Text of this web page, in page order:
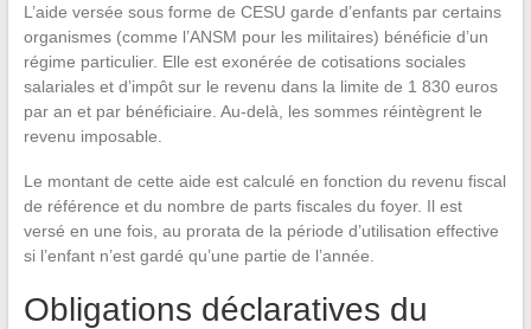
L’aide versée sous forme de CESU garde d’enfants par certains
organismes (comme l’ANSM pour les militaires) bénéficie d’un
régime particulier. Elle est exonérée de cotisations sociales
salariales et d’impôt sur le revenu dans la limite de 1 830 euros
par an et par bénéficiaire. Au-delà, les sommes réintègrent le
revenu imposable.
Le montant de cette aide est calculé en fonction du revenu fiscal
de référence et du nombre de parts fiscales du foyer. Il est
versé en une fois, au prorata de la période d’utilisation effective
si l’enfant n’est gardé qu’une partie de l’année.
Obligations déclaratives du